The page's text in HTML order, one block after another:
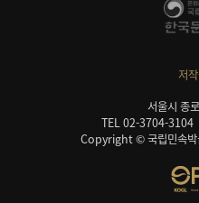
저
서울시 종
TEL 02-3704-3104
Copyright © 국립민속